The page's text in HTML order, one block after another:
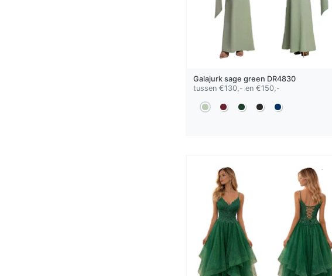
Galajurk sage green DR4830
tussen €130,- en €150,-